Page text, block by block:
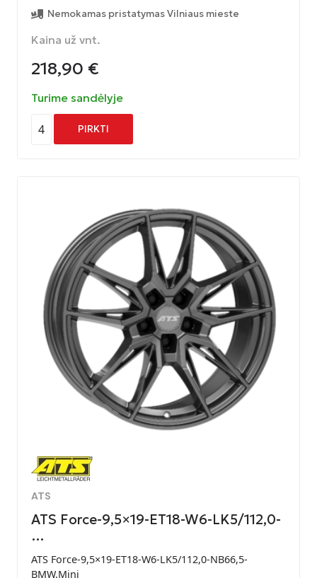
Nemokamas pristatymas Vilniaus mieste
Kaina už vnt.
218,90 €
Turime sandėlyje
4 PIRKTI
ATS
ATS Force-9,5×19-ET18-W6-LK5/112,0-
…
ATS Force-9,5×19-ET18-W6-LK5/112,0-NB66,5-
BMW,Mini